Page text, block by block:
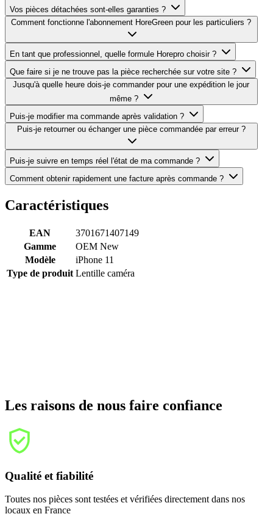
Vos pièces détachées sont-elles garanties ?
Comment fonctionne l'abonnement HoreGreen pour les particuliers ?
En tant que professionnel, quelle formule Horepro choisir ?
Que faire si je ne trouve pas la pièce recherchée sur votre site ?
Jusqu'à quelle heure dois-je commander pour une expédition le jour
même ?
Puis-je modifier ma commande après validation ?
Puis-je retourner ou échanger une pièce commandée par erreur ?
Puis-je suivre en temps réel l'état de ma commande ?
Comment obtenir rapidement une facture après commande ?
Caractéristiques
EAN
3701671407149
Gamme
OEM New
Modèle
iPhone 11
Type de produit Lentille caméra
Les raisons de nous faire confiance
Qualité et fiabilité
Toutes nos pièces sont testées et vérifiées directement dans nos
locaux en France